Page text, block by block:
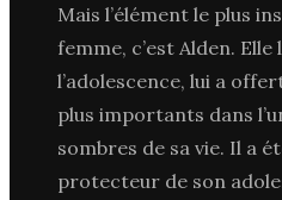
Mais l’élément le plus
femme, c’est Alden.
l’adolescence, lui a
plus importants dans
sombres de sa vie. Il a
protecteur de son